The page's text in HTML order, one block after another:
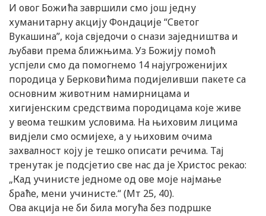
И овог Божића завршили смо још једну
хуманитарну акцију Фондације “Светог
Вукашина”, која свједочи о снази заједништва и
љубави према ближњима. Уз Божију помоћ
успјели смо да помогнемо 14 најугроженијих
породица у Берковићима подијеливши пакете са
основним животним намирницама и
хигијенским средствима породицама које живе
у веома тешким условима. На њиховим лицима
видјели смо осмијехе, а у њиховим очима
захвалност коју је тешко описати речима. Тај
тренутак је подсјетио све нас да је Христос рекао:
„Кад учинисте једноме од ове моје најмање
браће, мени учинисте.“ (Мт 25, 40).
Ова акција не би била могућа без подршке